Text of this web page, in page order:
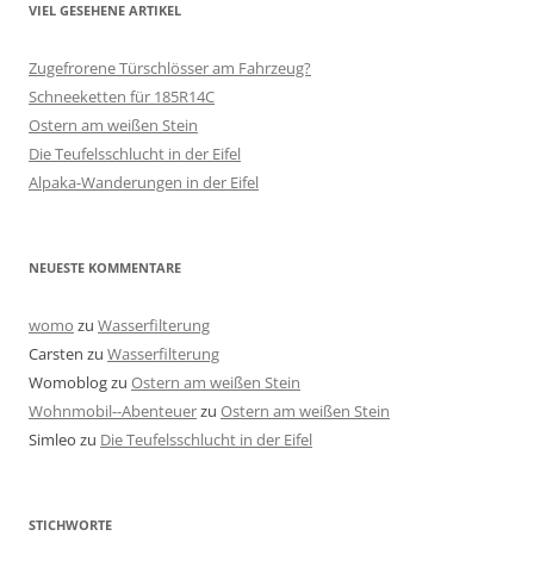
VIEL GESEHENE ARTIKEL
Zugefrorene Türschlösser am Fahrzeug?
Schneeketten für 185R14C
Ostern am weißen Stein
Die Teufelsschlucht in der Eifel
Alpaka-Wanderungen in der Eifel
NEUESTE KOMMENTARE
womo zu Wasserfilterung
Carsten zu Wasserfilterung
Womoblogzu Ostern am weißen Stein
Wohnmobil--Abenteuerzu Ostern am weißen Stein
Simleo zu Die Teufelsschlucht in der Eifel
STICHWORTE